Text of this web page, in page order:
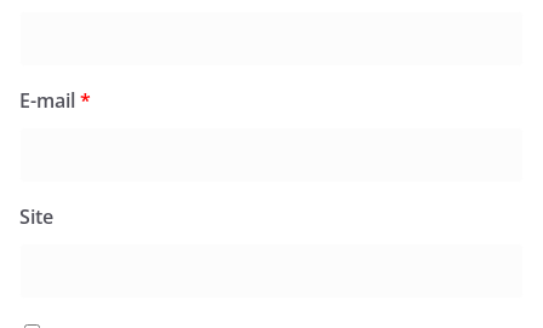
E-mail*
Site